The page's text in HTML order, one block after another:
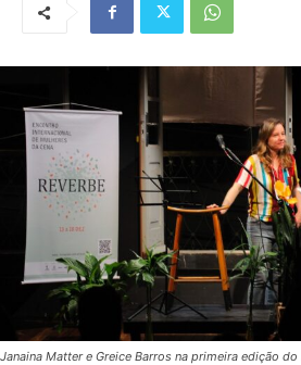
Janaina Matter e Greice Barros na primeira edição do